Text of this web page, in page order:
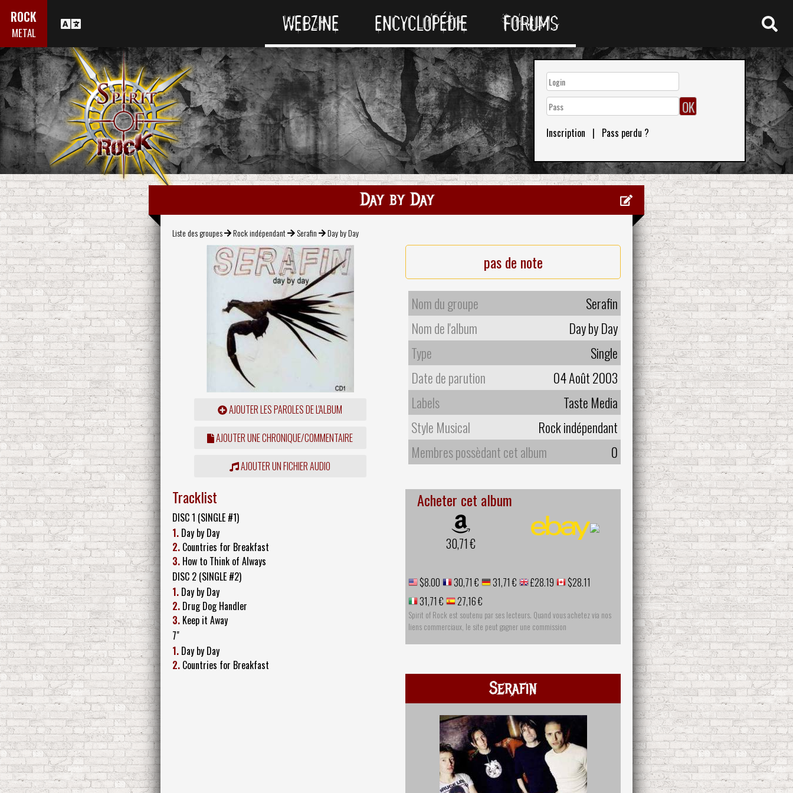
ROCK
METAL WEBZINE ENCYCLOPÉDIE FORUMS
Inscription | Pass perdu ?
Day by Day
Liste des groupes Rock indépendant Serafin Day by Day
AJOUTER LES PAROLES DE L'ALBUM
AJOUTER UNE CHRONIQUE/COMMENTAIRE
AJOUTER UN FICHIER AUDIO
pas de note
Nom du groupe
Serafin
Nom de l'album
Day by Day
Type
Single
Date de parution
04 Août 2003
Labels
Taste Media
Style Musical
Rock indépendant
Membres possèdant cet album
0
Tracklist
DISC 1 (SINGLE #1)
1. Day by Day
2. Countries for Breakfast
3. How to Think of Always
DISC 2 (SINGLE #2)
1. Day by Day
2. Drug Dog Handler
3. Keep it Away
7"
1. Day by Day
2. Countries for Breakfast
Acheter cet album
30,71 €
$8.00 30,71 € 31,71 € £28.19
$28.11
31,71 €
27,16 €
Spirit of Rock est soutenu par ses lecteurs. Quand vous achetez via nos
liens commerciaux, le site peut gagner une commission
Serafin